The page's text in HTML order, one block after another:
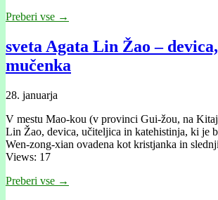
Preberi vse →
sveta Agata Lin Žao –
mučenka
28. januarja
V mestu Mao-kou (v provinci Gui-žou, na
Lin Žao, devica, učiteljica in katehistinja, ki je
Wen-zong-xian ovadena kot kristjanka in
Views: 17
Preberi vse →